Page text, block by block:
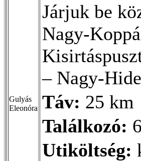
Gulyás
Eleonóra
Járjuk be
Nagy-
– Nagy-
Táv: 25 km
Találkozó:
Utiköltség: